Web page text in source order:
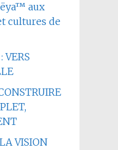
aux
cultures de
VERS
VISION